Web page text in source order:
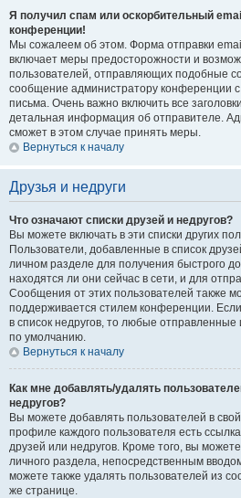
Я получил спам или оскорбительный
конференции!
Мы сожалеем об этом. Форма отправки
включает меры предосторожности и
пользователей, отправляющих подобные
сообщение администратору конференции
письма. Очень важно включить все
детальная информация об отправителе.
сможет в этом случае принять меры.
Вернуться к началу
Друзья и недруги
Что означают списки друзей и недругов?
Вы можете включать в эти списки других
Пользователи, добавленные в список
личном разделе для получения быстрого
находятся ли они сейчас в сети, и для
Сообщения от этих пользователей также
поддерживается стилем конференции.
в список недругов, то любые
по умолчанию.
Вернуться к началу
Как мне добавлять/удалять
недругов?
Вы можете добавлять пользователей в
профиле каждого пользователя есть
друзей или недругов. Кроме того, вы
личного раздела, непосредственным
можете также удалять пользователей из
же странице.